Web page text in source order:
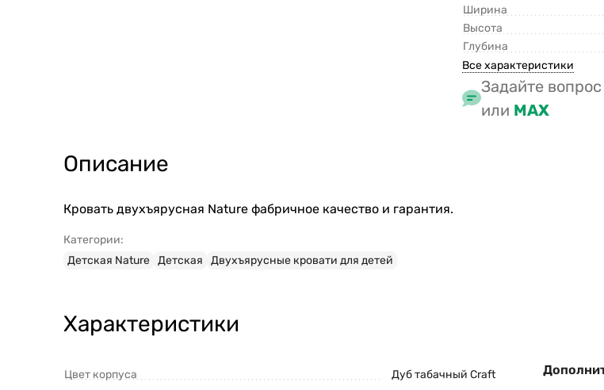
Ширина
Высота
Глубина
Все характеристики
Задайте
или MAX
Описание
Кровать двухъярусная Nature фабричное качество и гарантия.
Категории:
Детская Nature Детская Двухъярусные кровати для детей
Характеристики
Цвет корпуса Дуб табачный Craft